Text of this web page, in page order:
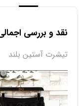
نقد و بررسی
تیشرت آستین بلند